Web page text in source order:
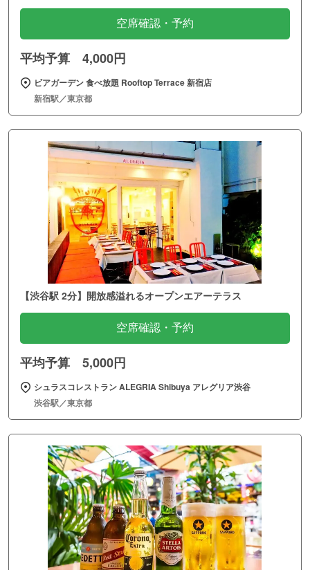
空席確認・予約
平均予算 4,000円
ビアガーデン 食べ放題 Rooftop Terrace 新宿店
新宿駅／東京都
【渋谷駅 2分】開放感溢れるオープンエアーテラス
空席確認・予約
平均予算 5,000円
シュラスコレストラン ALEGRIA Shibuya アレグリア渋谷
渋谷駅／東京都